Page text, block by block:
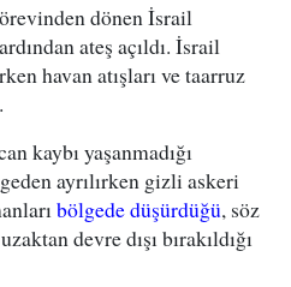
dönen İsrail
ateş açıldı. İsrail
havan atışları ve taarruz
kaybı yaşanmadığı
ayrılırken gizli askeri
bölgede düşürdüğü, söz
devre dışı bırakıldığı